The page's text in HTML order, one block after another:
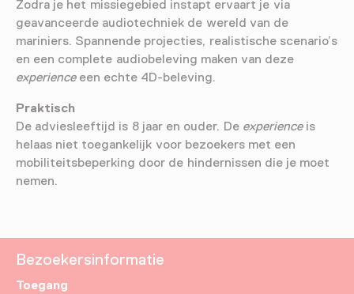
Zodra je het missiegebied instapt ervaart je via
geavanceerde audiotechniek de wereld van de
mariniers. Spannende projecties, realistische scenario’s
en een complete audiobeleving maken van deze
experienceeen echte 4D-beleving.
Praktisch
De adviesleeftijd is 8 jaar en ouder. De experienceis
helaas niet toegankelijk voor bezoekers met een
mobiliteitsbeperking door de hindernissen die je moet
nemen.
Bezoekersinformatie
Toegang